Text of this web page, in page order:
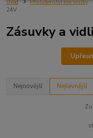
Úvod Příslušenství pro vozíky
24V
Zásuvky a
Nejnovější Nejlevnější